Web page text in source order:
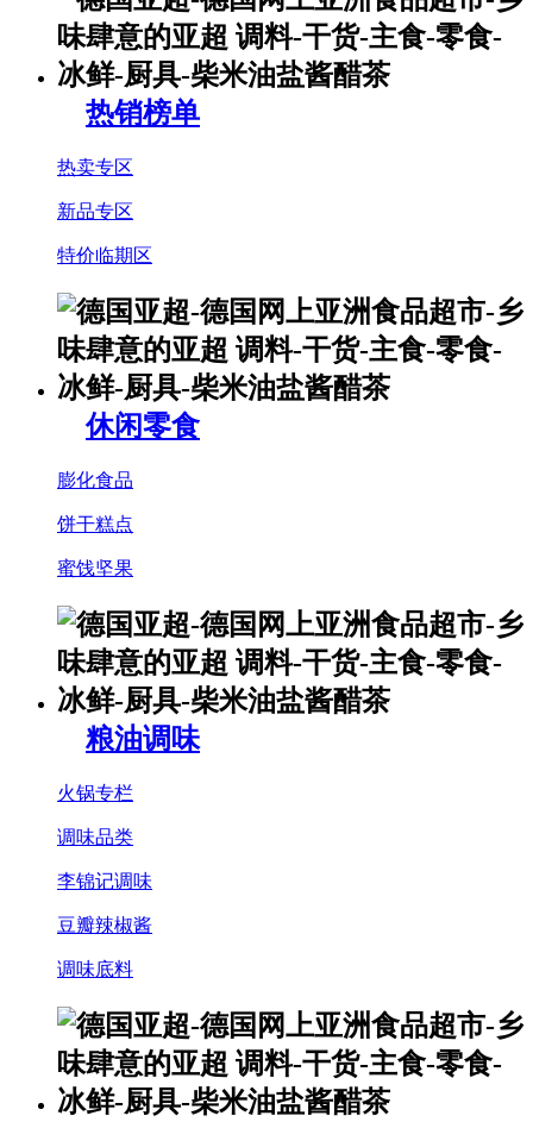
热销榜单
热卖专区
新品专区
特价临期区
休闲零食
膨化食品
饼干糕点
蜜饯坚果
粮油调味
火锅专栏
调味品类
李锦记调味
豆瓣辣椒酱
调味底料